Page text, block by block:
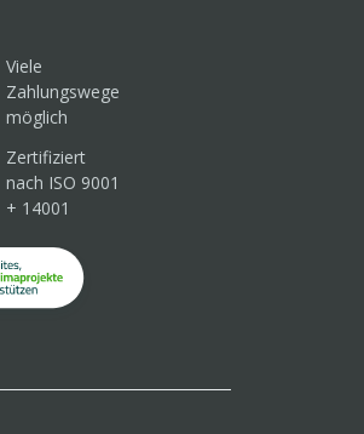
Viele
Zahlungswege
möglich
Zertifiziert
nach ISO 9001
+ 14001